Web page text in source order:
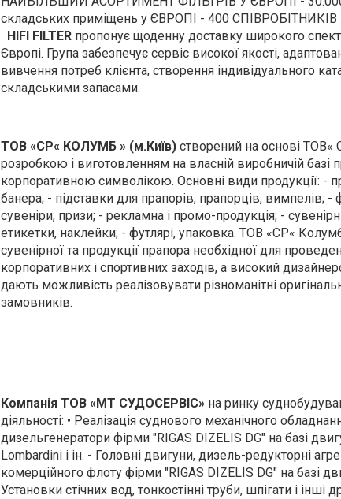
складських приміщень у ЄВРОПІ - 400 СПІВРОБІТНИКІВ
HIFI FILTER пропонує щоденну доставку широкого
Європі. Група забезпечує сервіс високої якості,
вивчення потреб клієнта, створення індивідуального
складськими запасами.
ТОВ «СР« КОЛУМБ » (м.Київ) створений на основі ТОВ«
розробкою і виготовленням на власній виробничій
корпоративною символікою. Основні види продукції: -
банера; - підставки для прапорів, прапорців, вимпелів; -
сувеніри, призи; - рекламна і промо-продукція; -
етикетки, наклейки; - футлярі, упаковка. ТОВ «СР«
сувенірної та продукції прапора необхідної для
корпоративних і спортивних заходів, а високий
дають можливість реалізовувати різноманітні
замовників.
Компанія ТОВ «МТ СУДОСЕРВІС» на ринку
діяльності: • Реалізація суднового механічного
дизельгенератори фірми "RIGAS DIZELIS DG" на базі
Lombardini і ін. - Головні двигуни, дизель-редукторні
комерційного флоту фірми "RIGAS DIZELIS DG" на базі
Установки стічних вод, тонкостінні труби, шпігати і